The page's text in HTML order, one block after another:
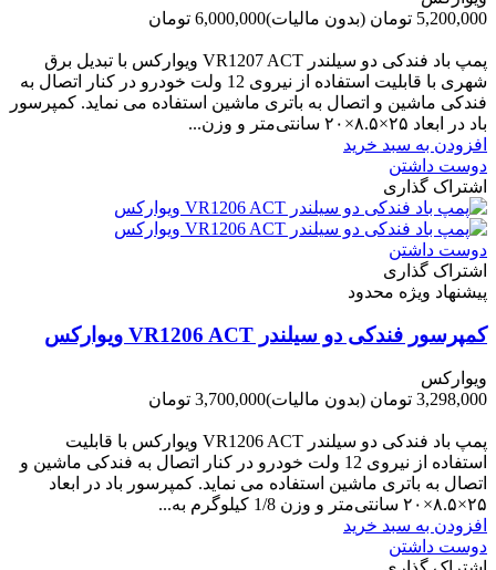
5,200,000 تومان
(بدون مالیات)6,000,000 تومان
پمپ باد فندکی دو سیلندر VR1207 ACT ویوارکس با تبدیل برق
شهری با قابلیت استفاده از نیروی 12 ولت خودرو در کنار اتصال به
فندکی ماشین و اتصال به باتری ماشین استفاده می نماید. کمپرسور
باد در ابعاد ۲۵×۸.۵×۲۰ سانتی‌متر و وزن...
افزودن به سبد خرید
دوست داشتن
اشتراک گذاری
دوست داشتن
اشتراک گذاری
پیشنهاد ویژه محدود
کمپرسور فندکی دو سیلندر VR1206 ACT ویوارکس
ویوارکس
3,298,000 تومان
(بدون مالیات)3,700,000 تومان
پمپ باد فندکی دو سیلندر VR1206 ACT ویوارکس با قابلیت
استفاده از نیروی 12 ولت خودرو در کنار اتصال به فندکی ماشین و
اتصال به باتری ماشین استفاده می نماید. کمپرسور باد در ابعاد
۲۵×۸.۵×۲۰ سانتی‌متر و وزن 1/8 کیلوگرم به...
افزودن به سبد خرید
دوست داشتن